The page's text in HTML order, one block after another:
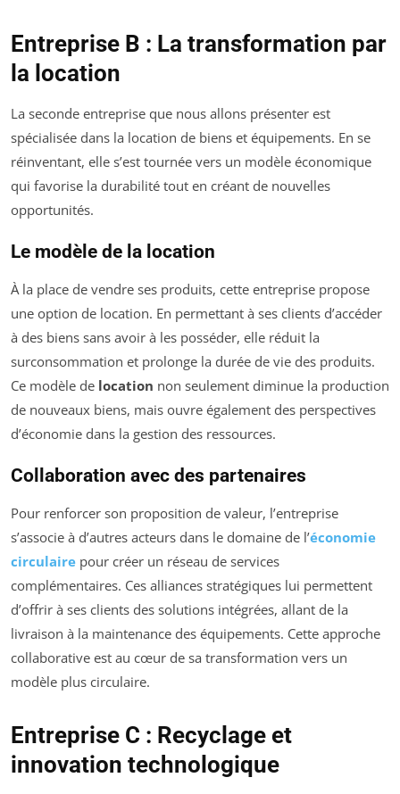
Entreprise B : La transformation par
la location
La seconde entreprise que nous allons présenter est
spécialisée dans la location de biens et équipements. En se
réinventant, elle s’est tournée vers un modèle économique
qui favorise la durabilité tout en créant de nouvelles
opportunités.
Le modèle de la location
À la place de vendre ses produits, cette entreprise propose
une option de location. En permettant à ses clients d’accéder
à des biens sans avoir à les posséder, elle réduit la
surconsommation et prolonge la durée de vie des produits.
Ce modèle de location non seulement diminue la production
de nouveaux biens, mais ouvre également des perspectives
d’économie dans la gestion des ressources.
Collaboration avec des partenaires
Pour renforcer son proposition de valeur, l’entreprise
s’associe à d’autres acteurs dans le domaine de l’économie
circulaire pour créer un réseau de services
complémentaires. Ces alliances stratégiques lui permettent
d’offrir à ses clients des solutions intégrées, allant de la
livraison à la maintenance des équipements. Cette approche
collaborative est au cœur de sa transformation vers un
modèle plus circulaire.
Entreprise C : Recyclage et
innovation technologique